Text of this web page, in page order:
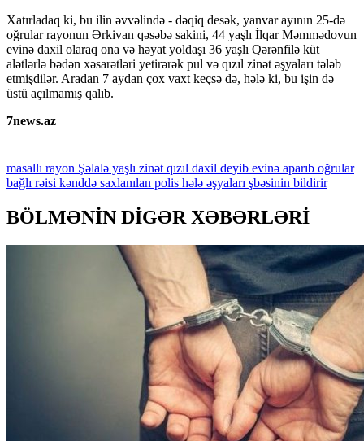
Xatırladaq ki, bu ilin əvvəlində - dəqiq desək, yanvar ayının 25-də
oğrular rayonun Ərkivan qəsəbə sakini, 44 yaşlı İlqar Məmmədovun
evinə daxil olaraq ona və həyat yoldaşı 36 yaşlı Qərənfilə küt
alətlərlə bədən xəsarətləri yetirərək pul və qızıl zinət əşyaları tələb
etmişdilər. Aradan 7 aydan çox vaxt keçsə də, hələ ki, bu işin də
üstü açılmamış qalıb.
7news.az
masallı rayon Şəlalə yaşlı zinət qızıl daxil deyib evinə aparıb oğrular
bağlı rəisi kənddə saxlanılan polis hələ əşyaları şbəsinin bildirir
BÖLMƏNİN DİGƏR XƏBƏRLƏRİ